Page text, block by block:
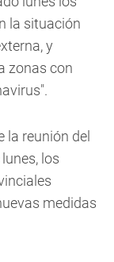
la situación
y
zonas con
la reunión del
los
medidas